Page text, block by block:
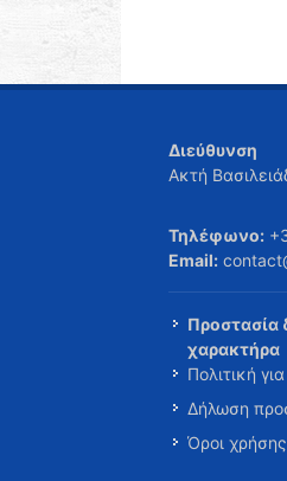
Διεύθυνση
Ακτή
Τηλέφωνο:
Email:
χαρακτήρα
Πολιτική
Δήλωση
Όροι χρήσης